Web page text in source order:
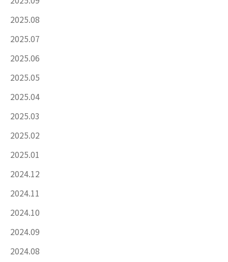
2025.08
2025.07
2025.06
2025.05
2025.04
2025.03
2025.02
2025.01
2024.12
2024.11
2024.10
2024.09
2024.08